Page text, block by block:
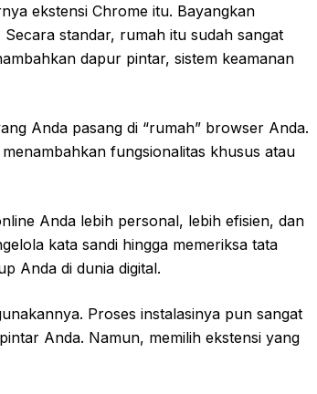
ekstensi Chrome itu. Bayangkan
standar, rumah itu sudah sangat
dapur pintar, sistem keamanan
Anda pasang di “rumah” browser Anda.
fungsionalitas khusus atau
Anda lebih personal, lebih efisien, dan
kata sandi hingga memeriksa tata
Anda di dunia digital.
Proses instalasinya pun sangat
Anda. Namun, memilih ekstensi yang